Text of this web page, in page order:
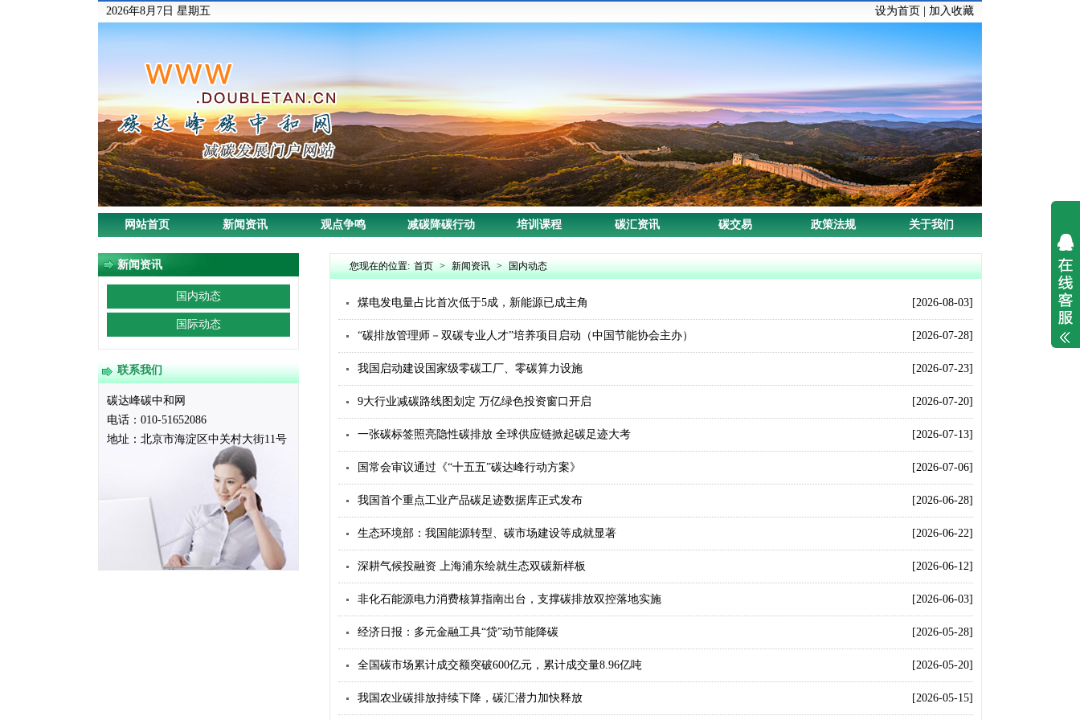
2026年8月7日 星期五 设为首页 加入收藏
网站首页 新闻资讯 观点争鸣 减碳降碳行动 培训课程 碳汇资讯 碳交易 政策法规 关于我们
新闻资讯
国内动态
国际动态
联系我们
碳达峰碳中和网
电话：010-51652086
地址： 北京市海淀区中关村大街11号
您现在的位置: 首页 > 新闻资讯 > 国内动态
[2026-08-03]
煤电发电量占比首次低于5成，新能源已成主角
[2026-07-28]
“碳排放管理师－双碳专业人才”培养项目启动（中国节能协会主办）
[2026-07-23]
我国启动建设国家级零碳工厂、零碳算力设施
[2026-07-20]
9大行业减碳路线图划定 万亿绿色投资窗口开启
[2026-07-13]
一张碳标签照亮隐性碳排放 全球供应链掀起碳足迹大考
[2026-07-06]
国常会审议通过《“十五五”碳达峰行动方案》
[2026-06-28]
我国首个重点工业产品碳足迹数据库正式发布
[2026-06-22]
生态环境部：我国能源转型、碳市场建设等成就显著
[2026-06-12]
深耕气候投融资 上海浦东绘就生态双碳新样板
[2026-06-03]
非化石能源电力消费核算指南出台，支撑碳排放双控落地实施
[2026-05-28]
经济日报：多元金融工具“贷”动节能降碳
[2026-05-20]
全国碳市场累计成交额突破600亿元，累计成交量8.96亿吨
[2026-05-15]
我国农业碳排放持续下降，碳汇潜力加快释放